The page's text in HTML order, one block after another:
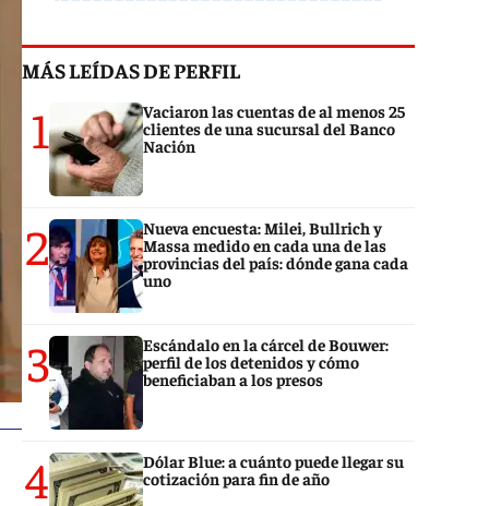
MÁS LEÍDAS DE PERFIL
1
Vaciaron las cuentas de al menos 25
clientes de una sucursal del Banco
Nación
2
Nueva encuesta: Milei, Bullrich y
Massa medido en cada una de las
provincias del país: dónde gana cada
uno
3
Escándalo en la cárcel de Bouwer:
perfil de los detenidos y cómo
beneficiaban a los presos
4
Dólar Blue: a cuánto puede llegar su
cotización para fin de año